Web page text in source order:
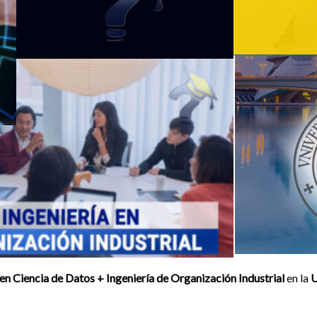
Ciencia de Datos + Ingeniería de Organización Industrialen la